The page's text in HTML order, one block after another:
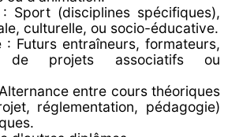
(disciplines spécifiques),
culturelle, ou socio-éducative.
Futurs entraîneurs, formateurs,
de projets associatifs ou
entre cours théoriques
réglementation, pédagogie)